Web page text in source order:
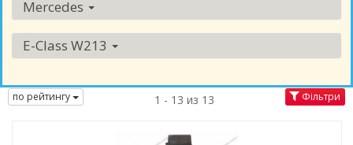
Mercedes
E-Class W213
по рейтингу 1 - 13 из 13 Фільтри